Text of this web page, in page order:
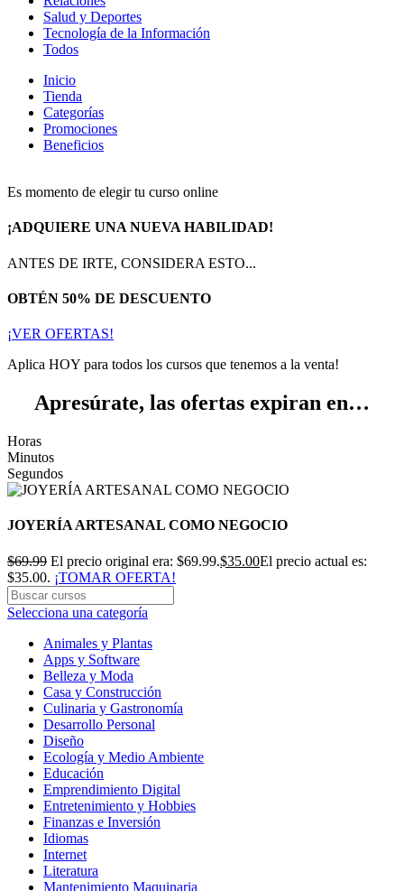
Salud y Deportes
Tecnología de la Información
Todos
Inicio
Tienda
Categorías
Promociones
Beneficios
Es momento de elegir tu curso online
¡ADQUIERE UNA NUEVA HABILIDAD!
ANTES DE IRTE, CONSIDERA ESTO...
OBTÉN 50% DE DESCUENTO
¡VER OFERTAS!
Aplica HOY para todos los cursos que tenemos a la venta!
Apresúrate, las ofertas expiran en…
Horas
Minutos
Segundos
JOYERÍA ARTESANAL COMO NEGOCIO
$69.99 El precio original era: $69.99.$35.00El precio actual es:
$35.00. ¡TOMAR OFERTA!
Selecciona una categoría
Animales y Plantas
Apps y Software
Belleza y Moda
Casa y Construcción
Culinaria y Gastronomía
Desarrollo Personal
Diseño
Ecología y Medio Ambiente
Educación
Emprendimiento Digital
Entretenimiento y Hobbies
Finanzas e Inversión
Idiomas
Internet
Literatura
Mantenimiento Maquinaria